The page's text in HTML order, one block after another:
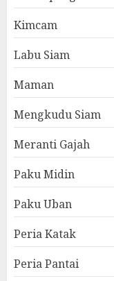
Kimcam
Labu Siam
Maman
Mengkudu Siam
Meranti Gajah
Paku Midin
Paku Uban
Peria Katak
Peria Pantai